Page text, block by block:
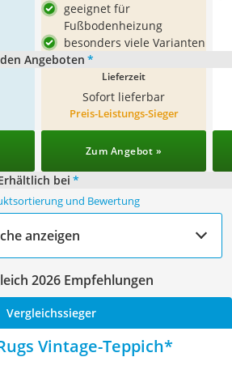
geeignet für
Fußbodenheizung
besonders viele Varianten
Angeboten *
Lieferzeit
Sofort lieferbar
Preis-Leistungs-Sieger
Zum Angebot »
bei *
und Bewertung
anzeigen
2026 Empfehlungen
Vergleichssieger
Vintage-Teppich